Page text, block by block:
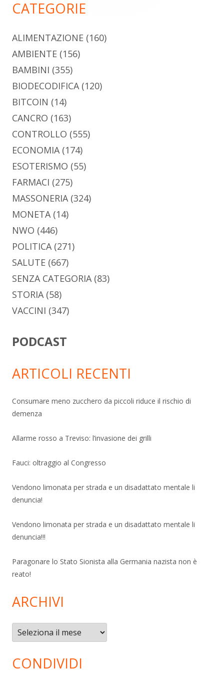
CATEGORIE
ALIMENTAZIONE (160)
AMBIENTE (156)
BAMBINI (355)
BIODECODIFICA(120)
BITCOIN (14)
CANCRO (163)
CONTROLLO (555)
ECONOMIA(174)
ESOTERISMO (55)
FARMACI (275)
MASSONERIA(324)
MONETA(14)
NWO (446)
POLITICA(271)
SALUTE (667)
SENZA CATEGORIA(83)
STORIA(58)
VACCINI (347)
PODCAST
ARTICOLI RECENTI
Consumare meno zucchero da piccoli riduce il rischio di
demenza
Allarme rosso a Treviso: l’invasione dei grilli
Fauci: oltraggio al Congresso
Vendono limonata per strada e un disadattato mentale li
denuncia!
Vendono limonata per strada e un disadattato mentale li
denuncia!!!
Paragonare lo Stato Sionista alla Germania nazista non è
reato!
ARCHIVI
Archivi
CONDIVIDI